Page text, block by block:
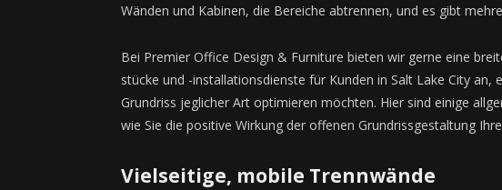
Wänden und Kabinen, die Bereiche abtrennen, und es gibt
Bei Premier Office Design & Furniture bieten wir gerne eine
stücke und -installationsdienste für Kunden in Salt Lake City an,
Grundriss jeglicher Art optimieren möchten. Hier sind einige
wie Sie die positive Wirkung der offenen Grundrissgestaltung
Vielseitige, mobile Trennwände